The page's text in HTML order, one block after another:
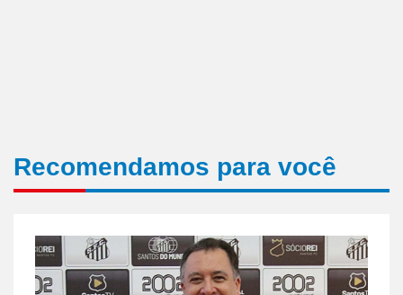
Recomendamos para você